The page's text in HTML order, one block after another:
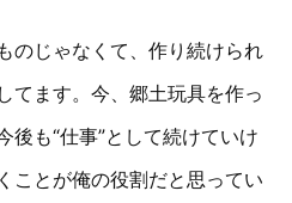
のじゃなくて、作り続けられ
てます。今、郷土玩具を作っ
後も“仕事”として続けていけ
ことが俺の役割だと思ってい